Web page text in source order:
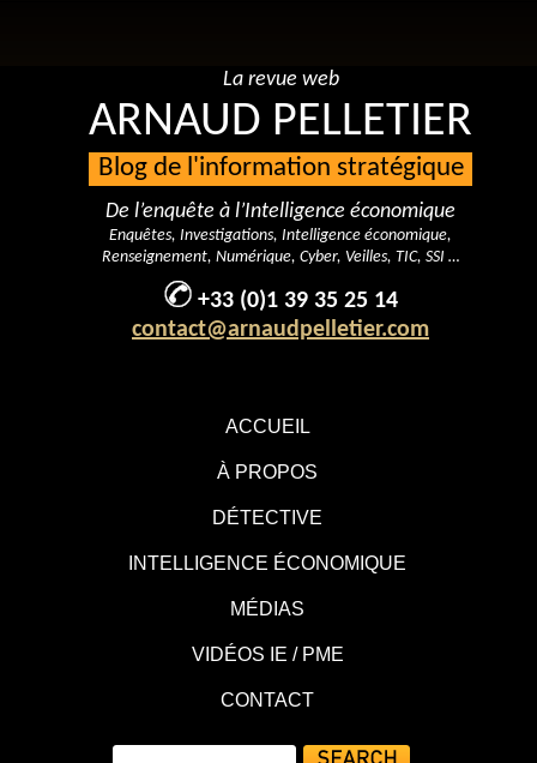
ACCUEIL
À PROPOS
DÉTECTIVE
INTELLIGENCE ÉCONOMIQUE
MÉDIAS
VIDÉOS IE / PME
CONTACT
La revue web
ARNAUD PELLETIER
Blog de l'information stratégique
De l’enquête à l’Intelligence économique
Enquêtes, Investigations, Intelligence économique,
Renseignement, Numérique, Cyber, Veilles, TIC, SSI …
+33 (0)1 39 35 25 14
contact@arnaudpelletier.com